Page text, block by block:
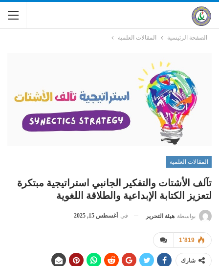
الصفحة الرئيسية المقالات العلمية
المقالات العلمية
تآلف الأشتات والتفكير الجانبي استراتيجية مبتكرة
لتعزيز الكتابة الإبداعية والطلاقة اللغوية
بواسطة هيئة التحرير في أغسطس 15, 2025
1٬819
شارك